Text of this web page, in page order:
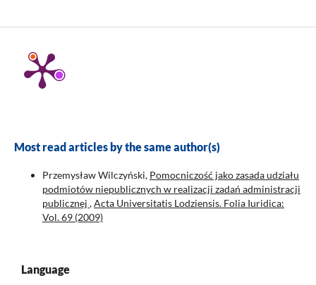
Most read articles by the same author(s)
Przemysław Wilczyński, Pomocniczość jako zasada udziału
podmiotów niepublicznych w realizacji zadań administracji
publicznej ,Acta Universitatis Lodziensis. Folia Iuridica:
Vol. 69 (2009)
Language